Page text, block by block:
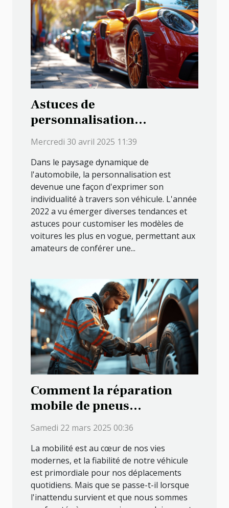
Astuces de
personnalisation
automobile pour les
modèles de voiture
populaires de 2022
Mercredi 30 avril 2025 11:39
Dans le paysage dynamique de
l'automobile, la personnalisation est
devenue une façon d'exprimer son
individualité à travers son véhicule. L'année
2022 a vu émerger diverses tendances et
astuces pour customiser les modèles de
voitures les plus en vogue, permettant aux
amateurs de conférer une...
Comment la réparation
mobile de pneus
transforme l'assistance
Samedi 22 mars 2025 00:36
La mobilité est au cœur de nos vies
modernes, et la fiabilité de notre véhicule
est primordiale pour nos déplacements
quotidiens. Mais que se passe-t-il lorsque
l'inattendu survient et que nous sommes